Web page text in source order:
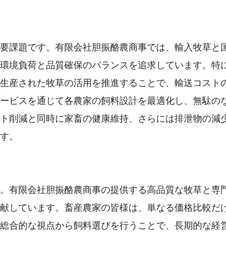
課題です。有限会社胆振酪農商事では、輸入牧草と
境負荷と品質確保のバランスを追求しています。特
産された牧草の活用を推進することで、輸送コスト
ビスを通じて各農家の飼料設計を最適化し、無駄の
削減と同時に家畜の健康維持、さらには排泄物の減
。
有限会社胆振酪農商事の提供する高品質な牧草と専
しています。畜産農家の皆様は、単なる価格比較だ
合的な視点から飼料選びを行うことで、長期的な経